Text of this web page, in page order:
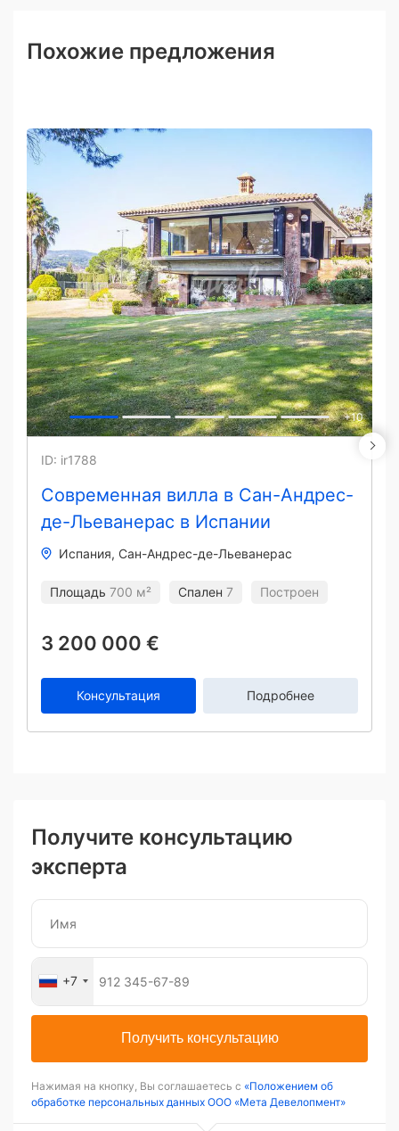
Похожие предложения
+10
Современная вилла в Сан-Андрес-
де-Льеванерас в Испании
ID: ir1788
Испания Сан-Андрес-де-Льеванерас
Площадь 700 м² Спален 7 Построен
3 200 000 €
Консультация Подробнее
Получите консультацию
эксперта
+7
Получить консультацию
Нажимая на кнопку, Вы соглашаетесь с «Положением об
обработке персональных данных ООО «Мета Девелопмент»